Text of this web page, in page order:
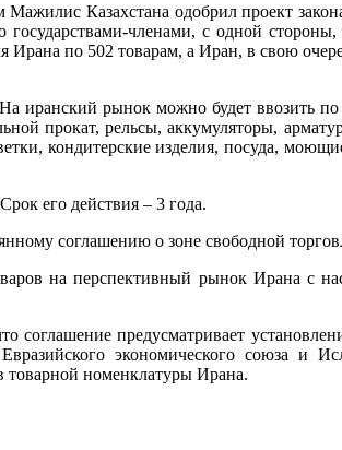
Казахстана одобрил проект
членами, с одной
по 502 товарам, а Иран, в свою
иранский рынок можно будет ввозить
прокат, рельсы, аккумуляторы,
кондитерские изделия, посуда, моющие
его действия – 3 года.
соглашению о зоне свободной
на перспективный рынок Ирана с
предусматривает
экономического союза и
товарной номенклатуры Ирана.